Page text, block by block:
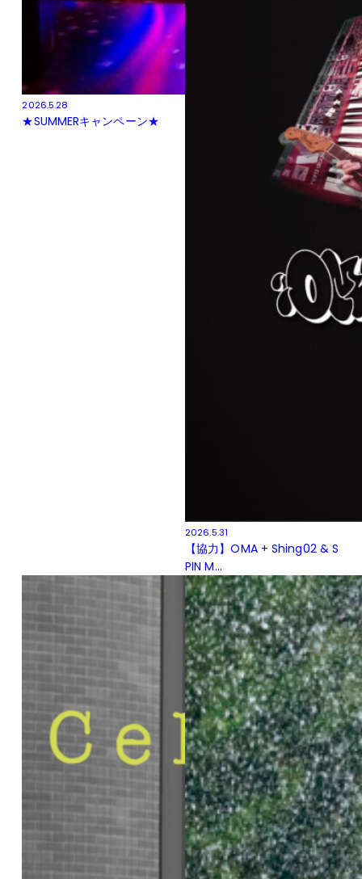
2026.5.28
★SUMMERキャンペーン★
2026.5.31
【協力】OMA + Shing02 & S
PIN M...